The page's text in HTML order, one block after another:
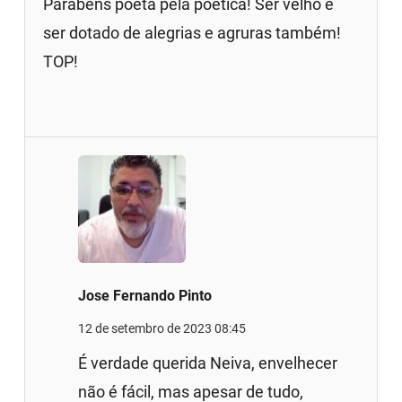
Parabéns poeta pela poética! Ser velho é
ser dotado de alegrias e agruras também!
TOP!
Jose Fernando Pinto
12 de setembro de 2023 08:45
É verdade querida Neiva, envelhecer
não é fácil, mas apesar de tudo,